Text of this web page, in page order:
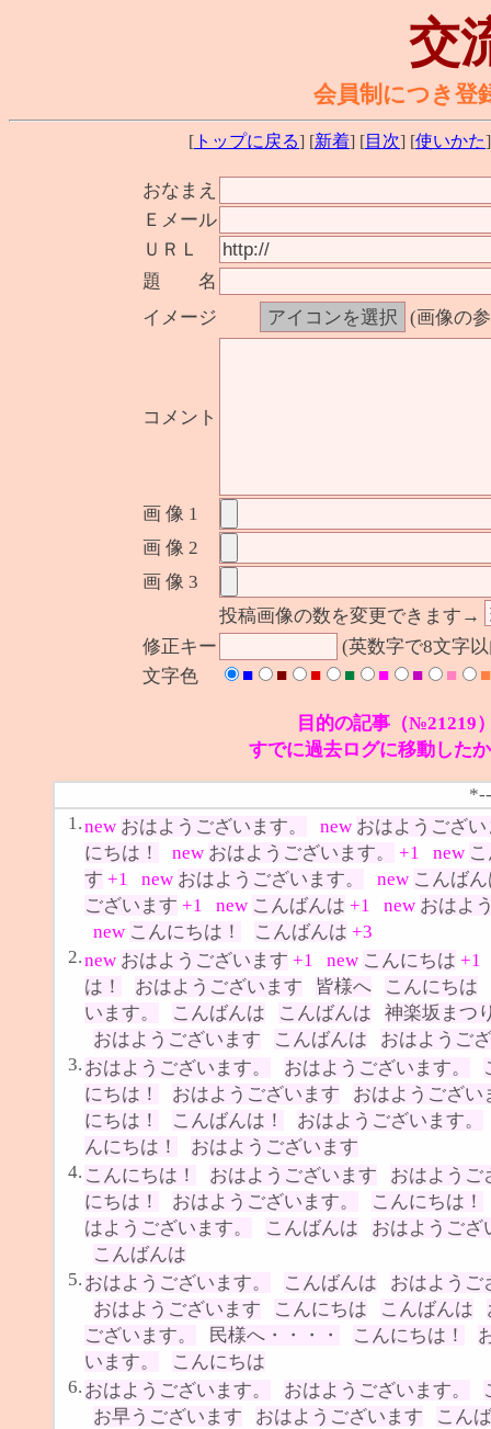
交
会員制につき登
[ トップに戻る] [新着] [目次] [使いかた
おなまえ
Ｅメール
ＵＲＬ
題 名
イメージ
(画像の
コメント
画 像 1
画 像 2
画 像 3
投稿画像の数を変更できます→
修正キー
(英数字で8文字
文字色
■ ■ ■ ■ ■ ■ ■ ■
目的の記事（№21219
すでに過去ログに移動した
1.new おはようございます。 new おはようござ
にちは！
new おはようございます。 +1 new
す +1 new おはようございます。 new こんば
ございます +1 new こんばんは +1 new おはよ
new こんにちは！ こんばんは +3
2.new おはようございます +1 new こんにちは +1
は！
おはようございます 皆様へ
こんにちは
います。
こんばんは こんばんは
神楽坂まつ
おはようございます
こんばんは
おはようご
3. おはようございます。 おはようございます。
にちは！
おはようございます
おはようござい
にちは！
こんばんは！
おはようございます。
んにちは！
おはようございます
4. こんにちは！ おはようございます
おはようご
にちは！
おはようございます。
こんにちは！
はようございます。
こんばんは
おはようござ
こんばんは
5. おはようございます。 こんばんは
おはようご
おはようございます
こんにちは こんばんは
ございます。
民様へ・・・・ こんにちは！
います。
こんにちは
6. おはようございます。 おはようございます。
お早うございます
おはようございます
こん